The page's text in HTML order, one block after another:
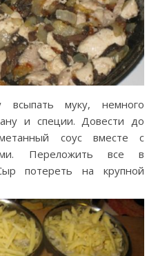
всыпать муку, немного
и специи. Довести до
соус вместе с
Переложить все в
потереть на крупной